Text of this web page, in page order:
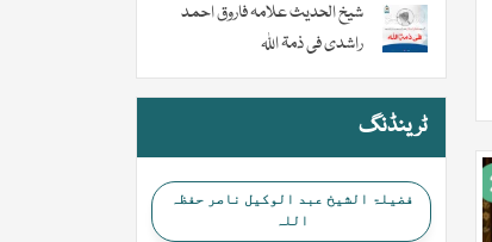
شیخ الحدیث علامہ فاروق احمد
راشدی فی ذمۃ اللہ
ٹرینڈنگ
فضیلۃ الشیخ عبد الوکیل ناصر حفظہ
اللہ